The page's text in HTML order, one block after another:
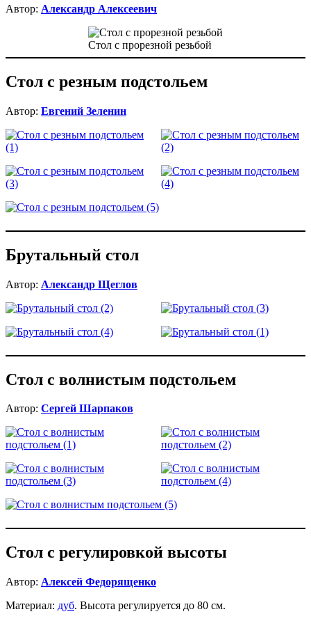
Автор: Александр Алексеевич
Стол с прорезной резьбой
Стол с резным подстольем
Автор: Евгений Зеленин
Брутальный стол
Автор: Александр Щеглов
Стол с волнистым подстольем
Автор: Сергей Шарпаков
Стол с регулировкой высоты
Автор: Алексей Федорященко
Материал: дуб. Высота регулируется до 80 см.